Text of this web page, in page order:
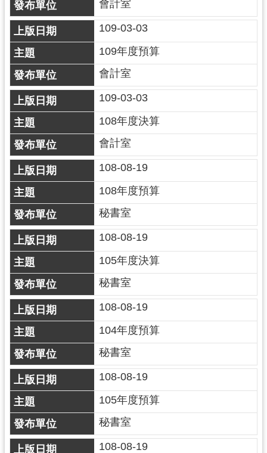
桃
園
市
政
府
隱
私
權
政
策
網
站
安
全
政
策
政
府
網
站
資
料
開
放
宣
告
會計室
109-03-03
109年度預算
會計室
109-03-03
108年度決算
會計室
108-08-19
108年度預算
秘書室
108-08-19
105年度決算
秘書室
108-08-19
104年度預算
秘書室
108-08-19
105年度預算
秘書室
108-08-19